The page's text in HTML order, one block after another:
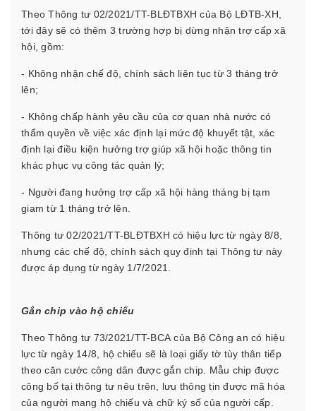
Theo Thông tư 02/2021/TT-BLĐTBXH của Bộ LĐTB-XH,
tới đây sẽ có thêm 3 trường hợp bị dừng nhận trợ cấp xã
hội, gồm:
- Không nhận chế độ, chính sách liên tục từ 3 tháng trở
lên;
- Không chấp hành yêu cầu của cơ quan nhà nước có
thẩm quyền về việc xác định lại mức độ khuyết tật, xác
định lại điều kiện hưởng trợ giúp xã hội hoặc thông tin
khác phục vụ công tác quản lý;
- Người đang hưởng trợ cấp xã hội hàng tháng bị tạm
giam từ 1 tháng trở lên.
Thông tư 02/2021/TT-BLĐTBXH có hiệu lực từ ngày 8/8,
nhưng các chế độ, chính sách quy định tại Thông tư này
được áp dụng từ ngày 1/7/2021.
Gắn chip vào hộ chiếu
Theo Thông tư 73/2021/TT-BCA của Bộ Công an có hiệu
lực từ ngày 14/8, hộ chiếu sẽ là loại giấy tờ tùy thân tiếp
theo căn cước công dân được gắn chip. Mẫu chip được
công bố tại thông tư nêu trên, lưu thông tin được mã hóa
của người mang hộ chiếu và chữ ký số của người cấp.